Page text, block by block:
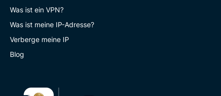
Was ist ein VPN?
Was ist meine IP-Adresse?
Verberge meine IP
Blog